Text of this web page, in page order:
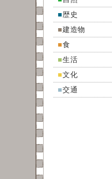
■歴史
■建造物
■食
■生活
■文化
■交通